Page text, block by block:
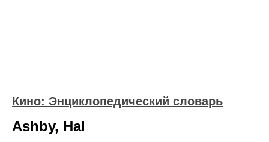
Кино: Энциклопедический словарь
Ashby, Hal